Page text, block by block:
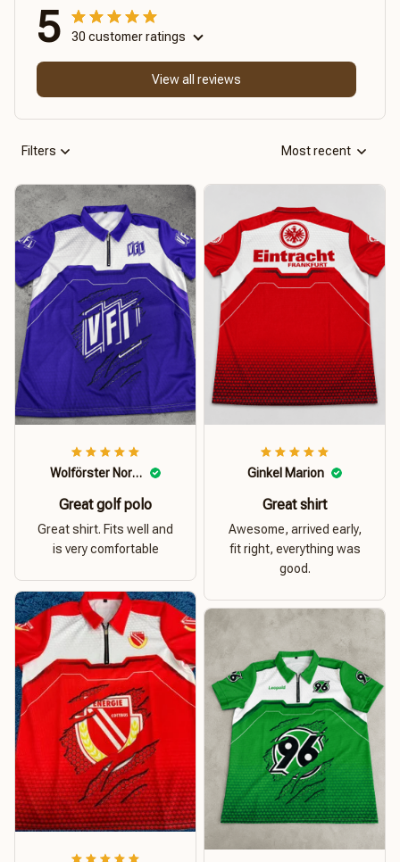
5 30 customer ratings
View all reviews
Filters Most recent
Wolförster Norbert
Great golf polo
Great shirt. Fits well and
is very comfortable
Ginkel Marion
Great shirt
Awesome, arrived early,
fit right, everything was
good.